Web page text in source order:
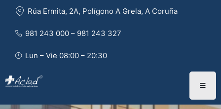
Rúa Ermita, 2A, Polígono A Grela, A Coruña
981 243 000 – 981 243 327
Lun – Vie 08:00 – 20:30
Aunque los vientos
sean contrarios,